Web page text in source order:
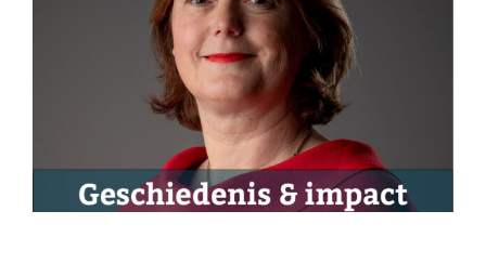
EVENEMENTEN
Van de VBDO
Van leden & partners
MEDIA